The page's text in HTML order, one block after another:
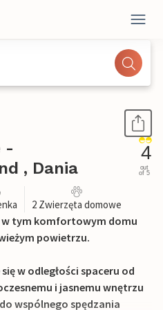
-
, Dania
4
out
of 5
2 Zwierzęta domowe
w tym komfortowym domu
powietrzu.
w odległości spaceru od
i jasnemu wnętrzu
wspólnego spędzania